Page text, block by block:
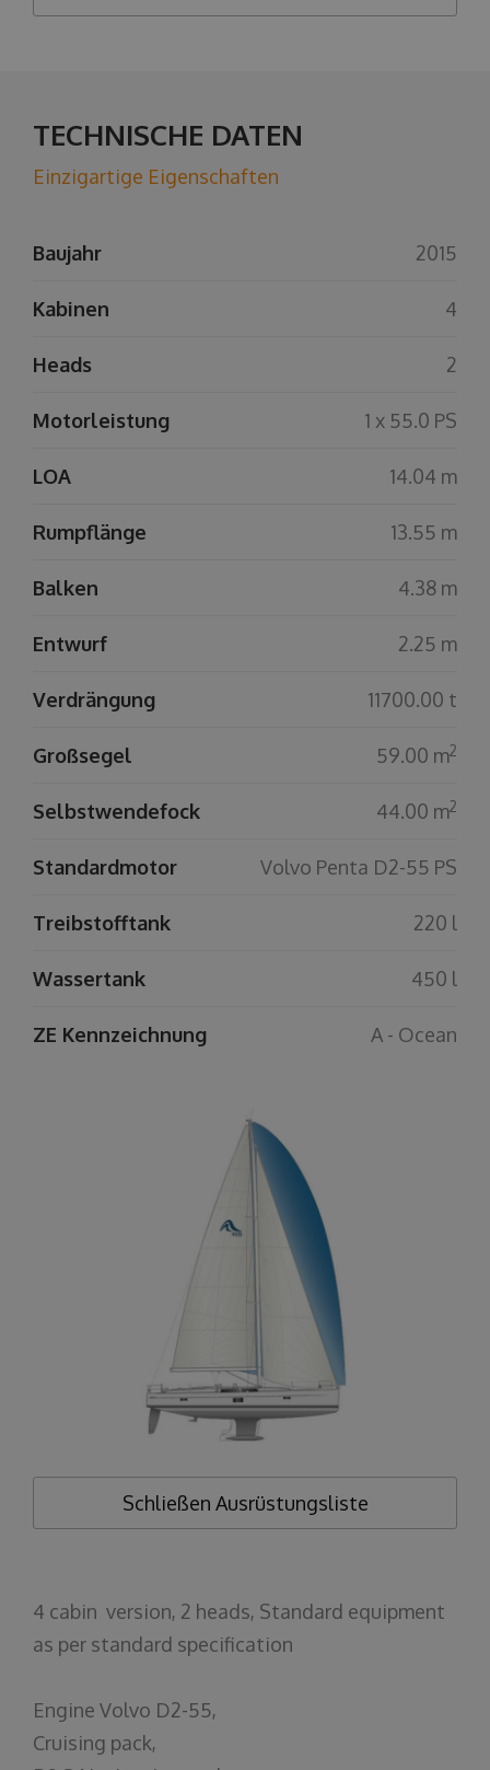
TECHNISCHE DATEN
Einzigartige Eigenschaften
Baujahr 2015
Kabinen 4
Heads 2
Motorleistung 1 x 55.0 PS
LOA 14.04 m
Rumpflänge 13.55 m
Balken 4.38 m
Entwurf 2.25 m
Verdrängung 11700.00 t
Großsegel 59.00 m2
Selbstwendefock 44.00 m2
Standardmotor Volvo Penta D2-55 PS
Treibstofftank 220 l
Wassertank 450 l
ZE Kennzeichnung A - Ocean
Schließen Ausrüstungsliste
4 cabin version, 2 heads, Standard equipment
as per standard specification
Engine Volvo D2-55,
Cruising pack,